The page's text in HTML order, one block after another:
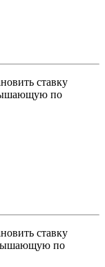
ставку
по
ставку
по